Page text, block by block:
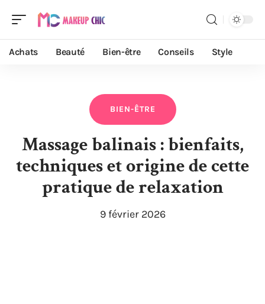
Achats Beauté Bien-être Conseils Style
BIEN-ÊTRE
Massage balinais : bienfaits,
techniques et origine de cette
pratique de relaxation
9 février 2026